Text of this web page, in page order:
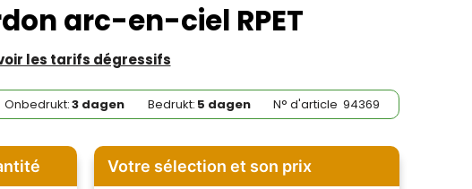
arc-en-ciel RPET
les tarifs dégressifs
Onbedrukt:3 dagen Bedrukt: 5 dagen N° d'article94369
Votre sélection et son prix